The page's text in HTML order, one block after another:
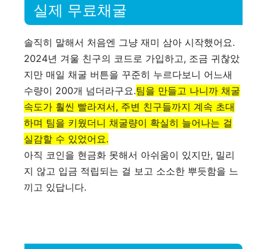
실제 무료채굴
솔직히 말해서 처음엔 그냥 재미 삼아 시작했어요.
2024년 겨울 친구의 코드로 가입하고, 조금 귀찮았
지만 매일 채굴 버튼을 꾸준히 누르다보니 어느새
수량이 200개 넘더라구요.팀을 만들고 나니까 채굴
속도가 훨씬 빨라져서, 주변 친구들까지 계속 초대
하며 팀을 키웠더니 채굴량이 확실히 늘어나는 걸
실감할 수 있었어요.
아직 코인을 현금화 못해서 아쉬움이 있지만, 밀리
지 않고 입금 적립되는 걸 보고 소소한 뿌듯함을 느
끼고 있답니다.